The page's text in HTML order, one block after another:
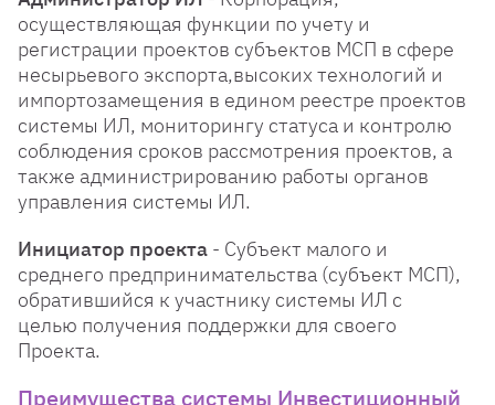
осуществляющая функции по учету и
регистрации проектов субъектов МСП в сфере
несырьевого экспорта,высоких технологий и
импортозамещения в едином реестре проектов
системы ИЛ, мониторингу статуса и контролю
соблюдения сроков рассмотрения проектов, а
также администрированию работы органов
управления системы ИЛ.
Инициатор проекта - Субъект малого и
среднего предпринимательства (субъект МСП),
обратившийся к участнику системы ИЛ с
целью получения поддержки для своего
Проекта.
Преимущества системы Инвестиционный